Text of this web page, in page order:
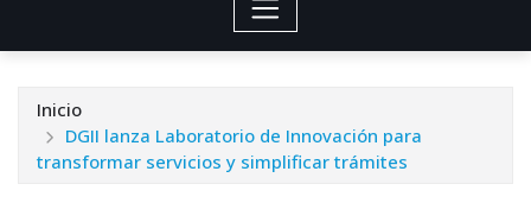
Inicio
DGII lanza Laboratorio de Innovación para
transformar servicios y simplificar trámites